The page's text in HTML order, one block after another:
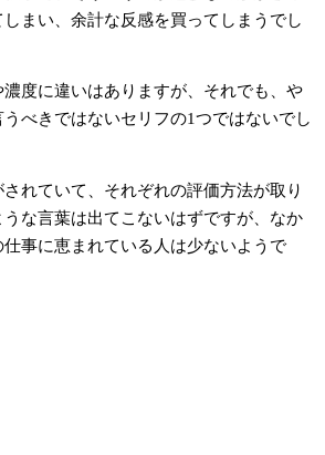
まい、余計な反感を買ってしまうでし
度に違いはありますが、それでも、や
べきではないセリフの1つではないでし
れていて、それぞれの評価方法が取り
うな言葉は出てこないはずですが、なか
事に恵まれている人は少ないようで